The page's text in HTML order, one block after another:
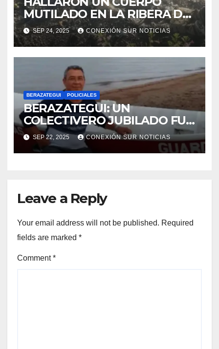
MUTILADO EN LA RIBERA DE
QUILMES
SEP 24, 2025 CONEXIÓN SUR NOTICIAS
BERAZATEGUI POLICIALES
BERAZATEGUI: UN
COLECTIVERO JUBILADO FUE
ASESINADO EN MEDIO DE UN
TIROTEO
SEP 22, 2025 CONEXIÓN SUR NOTICIAS
Leave a Reply
Your email address will not be published. Required
fields are marked *
Comment*